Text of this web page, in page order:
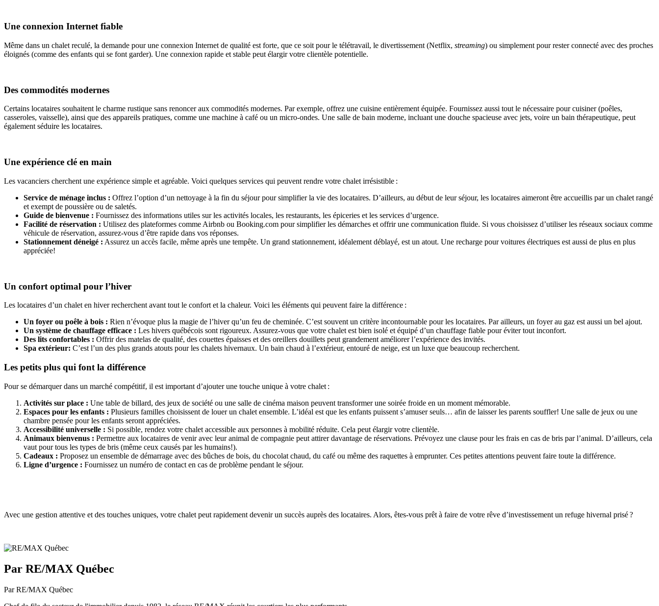
Une connexion Internet fiable
Même dans un chalet reculé, la demande pour une connexion Internet de qualité est forte, que ce soit pour le télétravail, le divertissement (Netflix, streaming) ou simplement pour rester connecté avec des proches
éloignés (comme des enfants qui se font garder). Une connexion rapide et stable peut élargir votre clientèle potentielle.
Des commodités modernes
Certains locataires souhaitent le charme rustique sans renoncer aux commodités modernes. Par exemple, offrez une cuisine entièrement équipée. Fournissez aussi tout le nécessaire pour cuisiner (poêles,
casseroles, vaisselle), ainsi que des appareils pratiques, comme une machine à café ou un micro-ondes. Une salle de bain moderne, incluant une douche spacieuse avec jets, voire un bain thérapeutique, peut
également séduire les locataires.
Une expérience clé en main
Les vacanciers cherchent une expérience simple et agréable. Voici quelques services qui peuvent rendre votre chalet irrésistible :
Service de ménage inclus : Offrez l’option d’un nettoyage à la fin du séjour pour simplifier la vie des locataires. D’ailleurs, au début de leur séjour, les locataires aimeront être accueillis par un chalet rangé
et exempt de poussière ou de saletés.
Guide de bienvenue : Fournissez des informations utiles sur les activités locales, les restaurants, les épiceries et les services d’urgence.
Facilité de réservation : Utilisez des plateformes comme Airbnb ou Booking.com pour simplifier les démarches et offrir une communication fluide. Si vous choisissez d’utiliser les réseaux sociaux comme
véhicule de réservation, assurez-vous d’être rapide dans vos réponses.
Stationnement déneigé : Assurez un accès facile, même après une tempête. Un grand stationnement, idéalement déblayé, est un atout. Une recharge pour voitures électriques est aussi de plus en plus
appréciée!
Un confort optimal pour l’hiver
Les locataires d’un chalet en hiver recherchent avant tout le confort et la chaleur. Voici les éléments qui peuvent faire la différence :
Un foyer ou poêle à bois : Rien n’évoque plus la magie de l’hiver qu’un feu de cheminée. C’est souvent un critère incontournable pour les locataires. Par ailleurs, un foyer au gaz est aussi un bel ajout.
Un système de chauffage efficace : Les hivers québécois sont rigoureux. Assurez-vous que votre chalet est bien isolé et équipé d’un chauffage fiable pour éviter tout inconfort.
Des lits confortables : Offrir des matelas de qualité, des couettes épaisses et des oreillers douillets peut grandement améliorer l’expérience des invités.
Spa extérieur: C’est l’un des plus grands atouts pour les chalets hivernaux. Un bain chaud à l’extérieur, entouré de neige, est un luxe que beaucoup recherchent.
Les petits plus qui font la différence
Pour se démarquer dans un marché compétitif, il est important d’ajouter une touche unique à votre chalet :
Activités sur place : Une table de billard, des jeux de société ou une salle de cinéma maison peuvent transformer une soirée froide en un moment mémorable.
Espaces pour les enfants : Plusieurs familles choisissent de louer un chalet ensemble. L’idéal est que les enfants puissent s’amuser seuls… afin de laisser les parents souffler! Une salle de jeux ou une
chambre pensée pour les enfants seront appréciées.
Accessibilité universelle : Si possible, rendez votre chalet accessible aux personnes à mobilité réduite. Cela peut élargir votre clientèle.
Animaux bienvenus : Permettre aux locataires de venir avec leur animal de compagnie peut attirer davantage de réservations. Prévoyez une clause pour les frais en cas de bris par l’animal. D’ailleurs, cela
vaut pour tous les types de bris (même ceux causés par les humains!).
Cadeaux : Proposez un ensemble de démarrage avec des bûches de bois, du chocolat chaud, du café ou même des raquettes à emprunter. Ces petites attentions peuvent faire toute la différence.
Ligne d’urgence : Fournissez un numéro de contact en cas de problème pendant le séjour.
Avec une gestion attentive et des touches uniques, votre chalet peut rapidement devenir un succès auprès des locataires. Alors, êtes-vous prêt à faire de votre rêve d’investissement un refuge hivernal prisé ?
Par RE/MAX Québec
Par RE/MAX Québec